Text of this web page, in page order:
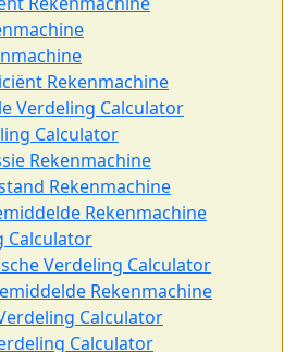
Rekenmachine
Verdeling Calculator
Calculator
Rekenmachine
Rekenmachine
Rekenmachine
Calculator
Verdeling Calculator
Rekenmachine
Calculator
Calculator